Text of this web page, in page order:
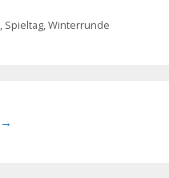
Spieltag, Winterrunde
→